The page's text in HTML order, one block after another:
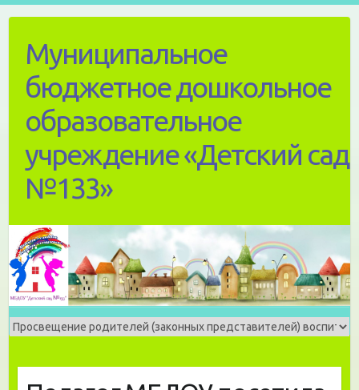
contentМуниципальное
бюджетное дошкольное
образовательное
учреждение «Детский сад
№133»